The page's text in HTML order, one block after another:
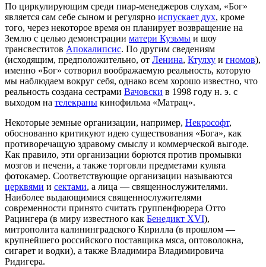
По циркулирующим среди пиар-менеджеров слухам, «Бог»
является сам себе сыном и регулярно испускает дух, кроме
того, через некоторое время он планирует возвращение на
Землю с целью демонстрации матери Кузьмы и шоу
трансвеститов Апокалипсис. По другим сведениям
(исходящим, предположительно, от Ленина, Ктулху и гномов),
именно «Бог» сотворил воображаемую реальность, которую
мы наблюдаем вокруг себя, однако всем хорошо известно, что
реальность создана сестрами Вачовски в 1998 году н. э. с
выходом на телекраны кинофильма «Матрац».
Некоторые земные организации, например, Некрософт,
обоснованно критикуют идею существования «Бога», как
противоречащую здравому смыслу и коммерческой выгоде.
Как правило, эти организации борются против промывки
мозгов и печени, а также торговли предметами культа
фотокамер. Соответствующие организации называются
церквями и сектами, а лица — священнослужителями.
Наиболее выдающимися священнослужителями
современности принято считать группенфюрера Отто
Рацингера (в миру известного как Бенедикт XVI),
митрополита калининградского Кирилла (в прошлом —
крупнейшего российского поставщика мяса, оптоволокна,
сигарет и водки), а также Владимира Владимировича
Ридигера.